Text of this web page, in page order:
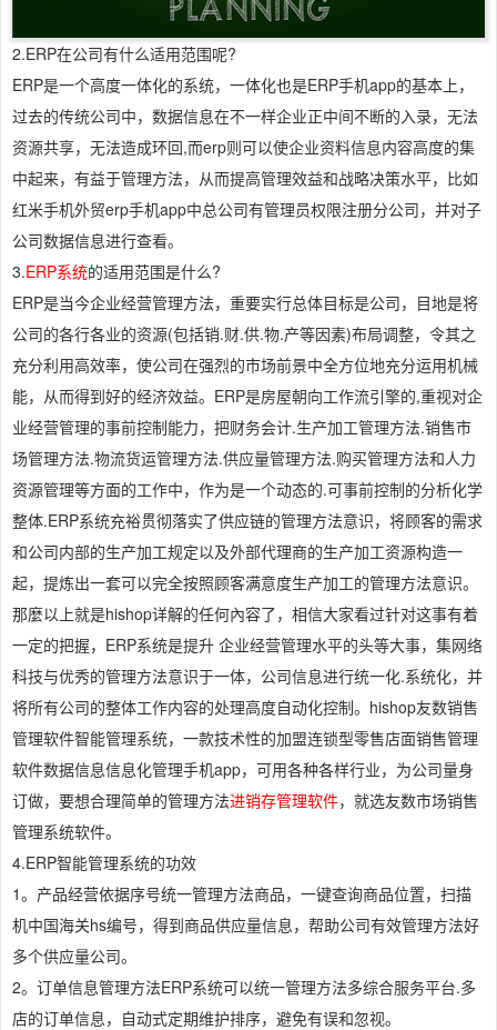
2.ERP在公司有什么适用范围呢?
ERP是一个高度一体化的系统，一体化也是ERP手机app的基本上，
过去的传统公司中，数据信息在不一样企业正中间不断的入录，无法
资源共享，无法造成环回,而erp则可以使企业资料信息内容高度的集
中起来，有益于管理方法，从而提高管理效益和战略决策水平，比如
红米手机外贸erp手机app中总公司有管理员权限注册分公司，并对子
公司数据信息进行查看。
3.ERP系统的适用范围是什么?
ERP是当今企业经营管理方法，重要实行总体目标是公司，目地是将
公司的各行各业的资源(包括销.财.供.物.产等因素)布局调整，令其之
充分利用高效率，使公司在强烈的市场前景中全方位地充分运用机械
能，从而得到好的经济效益。ERP是房屋朝向工作流引擎的,重视对企
业经营管理的事前控制能力，把财务会计.生产加工管理方法.销售市
场管理方法.物流货运管理方法.供应量管理方法.购买管理方法和人力
资源管理等方面的工作中，作为是一个动态的.可事前控制的分析化学
整体.ERP系统充裕贯彻落实了供应链的管理方法意识，将顾客的需求
和公司内部的生产加工规定以及外部代理商的生产加工资源构造一
起，提炼出一套可以完全按照顾客满意度生产加工的管理方法意识。
那麼以上就是hishop详解的任何內容了，相信大家看过针对这事有着
一定的把握，ERP系统是提升 企业经营管理水平的头等大事，集网络
科技与优秀的管理方法意识于一体，公司信息进行统一化.系统化，并
将所有公司的整体工作内容的处理高度自动化控制。hishop友数销售
管理软件智能管理系统，一款技术性的加盟连锁型零售店面销售管理
软件数据信息信息化管理手机app，可用各种各样行业，为公司量身
订做，要想合理简单的管理方法进销存管理软件，就选友数市场销售
管理系统软件。
4.ERP智能管理系统的功效
1。产品经营依据序号统一管理方法商品，一键查询商品位置，扫描
机中国海关hs编号，得到商品供应量信息，帮助公司有效管理方法好
多个供应量公司。
2。订单信息管理方法ERP系统可以统一管理方法多综合服务平台.多
店的订单信息，自动式定期维护排序，避免有误和忽视。